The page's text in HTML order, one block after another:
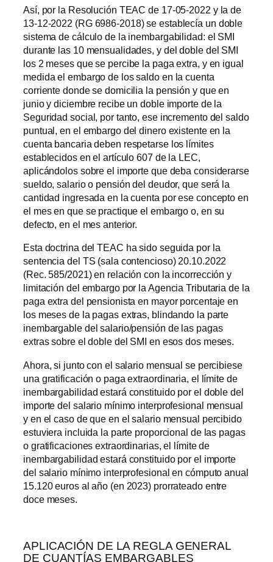
Así, por la Resolución TEAC de 17-05-2022 y la de
13-12-2022 (RG 6986-2018) se establecía un doble
sistema de cálculo de la inembargabilidad: el SMI
durante las 10 mensualidades, y del doble del SMI
los 2 meses que se percibe la paga extra, y en igual
medida el embargo de los saldo en la cuenta
corriente donde se domicilia la pensión y que en
junio y diciembre recibe un doble importe de la
Seguridad social, por tanto, ese incremento del saldo
puntual, en el embargo del dinero existente en la
cuenta bancaria deben respetarse los límites
establecidos en el artículo 607 de la LEC,
aplicándolos sobre el importe que deba considerarse
sueldo, salario o pensión del deudor, que será la
cantidad ingresada en la cuenta por ese concepto en
el mes en que se practique el embargo o, en su
defecto, en el mes anterior.
Esta doctrina del TEAC ha sido seguida por la
sentencia del TS (sala contencioso) 20.10.2022
(Rec. 585/2021) en relación con la incorrección y
limitación del embargo por la Agencia Tributaria de la
paga extra del pensionista en mayor porcentaje en
los meses de la pagas extras, blindando la parte
inembargable del salario/pensión de las pagas
extras sobre el doble del SMI en esos dos meses.
Ahora, si junto con el salario mensual se percibiese
una gratificación o paga extraordinaria, el límite de
inembargabilidad estará constituido por el doble del
importe del salario mínimo interprofesional mensual
y en el caso de que en el salario mensual percibido
estuviera incluida la parte proporcional de las pagas
o gratificaciones extraordinarias, el límite de
inembargabilidad estará constituido por el importe
del salario mínimo interprofesional en cómputo anual
15.120 euros al año (en 2023) prorrateado entre
doce meses.
APLICACIÓN DE LA REGLA GENERAL
DE CUANTÍAS EMBARGABLES